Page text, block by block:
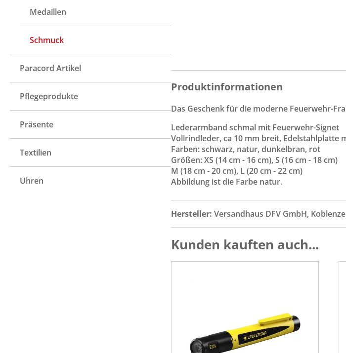
Medaillen
Schmuck
Paracord Artikel
Pflegeprodukte
Präsente
Textilien
Uhren
Produktinformationen
Das Geschenk für die moderne Feuerwehr-
Lederarmband schmal mit Feuerwehr-Signet
Vollrindleder, ca 10 mm breit, Edelstahlplatte
Farben: schwarz, natur, dunkelbran, rot
Größen: XS (14 cm - 16 cm), S (16 cm - 18 cm)
M (18 cm - 20 cm), L (20 cm - 22 cm)
Abbildung ist die Farbe natur.
Hersteller: Versandhaus DFV GmbH,
Kunden kauften auch...